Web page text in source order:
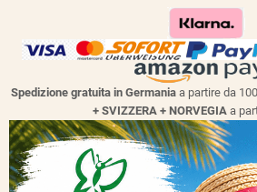
Spedizione gratuita in Germania a partire da
+ SVIZZERA + NORVEGIAa